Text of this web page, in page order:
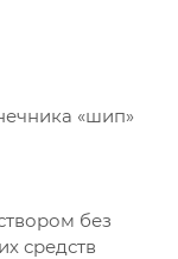
«шип»
без
средств